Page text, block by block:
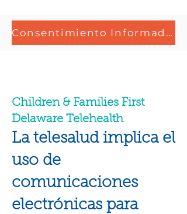
Consentimiento Informado para Servicios de Telesalud
Children & Families First
Delaware Telehealth
La telesalud implica el
uso de
comunicaciones
electrónicas para